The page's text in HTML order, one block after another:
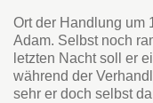
Ort der Handlung um
Adam. Selbst noch
letzten Nacht soll er
während der
sehr er doch selbst